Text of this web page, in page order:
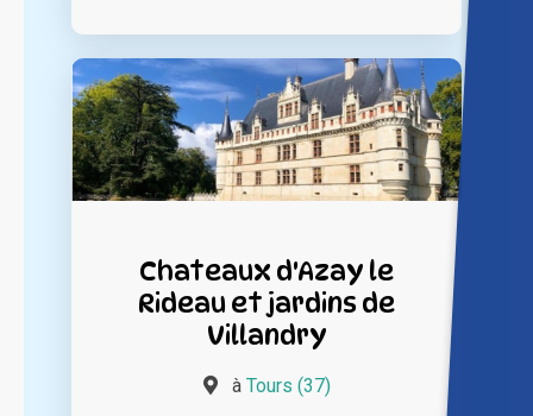
Chateaux d'Azay le
Rideau et jardins de
Villandry
à Tours (37)